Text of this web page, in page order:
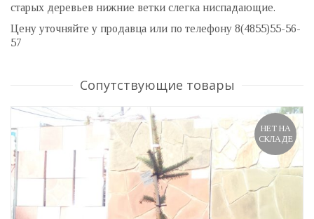
старых деревьев нижние ветки слегка ниспадающие.
Цену уточняйте у продавца или по телефону 8(4855)55-56-
57
Сопутствующие товары
НЕТ НА
СКЛАДЕ